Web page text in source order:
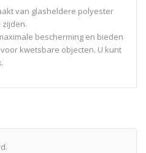
van glasheldere polyester
bescherming en bieden
kwetsbare objecten. U kunt